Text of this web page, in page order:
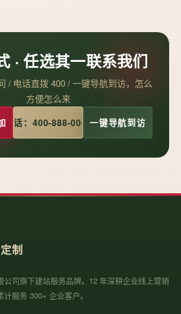
· 任选其一联系我们
/ 电话直拨 400 / 一键导航到访，怎么
方便怎么来
电话：400-888-0066一键导航到访
制
公司旗下建站服务品牌。12 年深耕企业线上营销
服务 300+ 企业客户。